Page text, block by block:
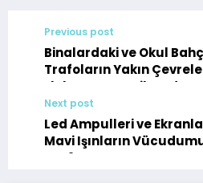
Previous post
Binalardaki ve Okul
Trafoların Yakın
Elektromanyetik
Next post
Led Ampulleri ve
Mavi Işınların
Var?